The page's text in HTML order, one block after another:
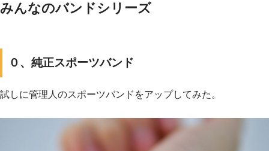
みんなのバンドシリーズ
０、純正スポーツバンド
試しに管理人のスポーツバンドをアップしてみた。